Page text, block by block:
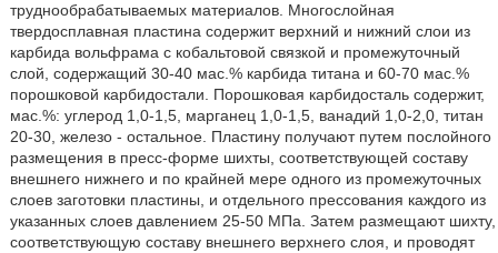
труднообрабатываемых материалов. Многослойная
твердосплавная пластина содержит верхний и нижний слои из
карбида вольфрама с кобальтовой связкой и промежуточный
слой, содержащий 30-40 мас.% карбида титана и 60-70 мас.%
порошковой карбидостали. Порошковая карбидосталь содержит,
мас.%: углерод 1,0-1,5, марганец 1,0-1,5, ванадий 1,0-2,0, титан
20-30, железо - остальное. Пластину получают путем послойного
размещения в пресс-форме шихты, соответствующей составу
внешнего нижнего и по крайней мере одного из промежуточных
слоев заготовки пластины, и отдельного прессования каждого из
указанных слоев давлением 25-50 МПа. Затем размещают шихту,
соответствующую составу внешнего верхнего слоя, и проводят